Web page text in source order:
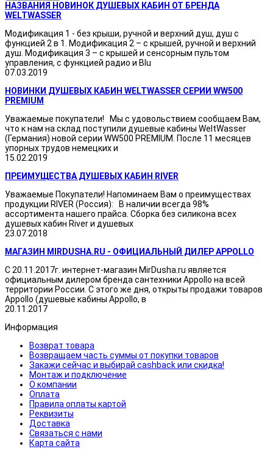
НАЗВАНИЯ НОВИНОК ДУШЕВЫХ КАБИН ОТ БРЕНДА
WELTWASSER
Модификация 1 - без крыши, ручной и верхний душ, душ с
функцией 2 в 1. Модификация 2 – с крышей, ручной и верхний
душ. Модификация 3 – с крышей и сенсорным пультом
управления, с функцией радио и Blu
07.03.2019
НОВИНКИ ДУШЕВЫХ КАБИН WELTWASSER СЕРИИ WW500
PREMIUM
Уважаемые покупатели! Мы с удовольствием сообщаем Вам,
что к нам на склад поступили душевые кабины WeltWasser
(Германия) новой серии WW500 PREMIUM. После 11 месяцев
упорных трудов немецких и
15.02.2019
ПРЕИМУЩЕСТВА ДУШЕВЫХ КАБИН RIVER
Уважаемые Покупатели! Напоминаем Вам о преимуществах
продукции RIVER (Россия): В наличии всегда 98%
ассортимента нашего прайса. Сборка без силикона всех
душевых кабин River и душевых
23.07.2018
МАГАЗИН MIRDUSHA.RU - ОФИЦИАЛЬНЫЙ ДИЛЕР APPOLLO
С 20.11.2017г. интернет-магазин MirDusha.ru является
официальным дилером бренда сантехники Appollo на всей
территории России. С этого же дня, открыты продажи товаров
Appollo (душевые кабины Appollo, в
20.11.2017
Информация
Возврат товара
Возвращаем часть суммы от покупки товаров
Закажи сейчас и выбирай cashback или скидка!
Монтаж и подключение
О компании
Оплата
Правила оплаты картой
Реквизиты
Доставка
Связаться с нами
Карта сайта